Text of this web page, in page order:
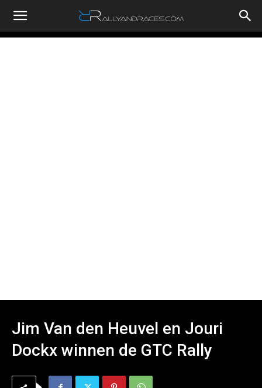
RallyandRaces.com
Jim Van den Heuvel en Jouri
Dockx winnen de GTC Rally